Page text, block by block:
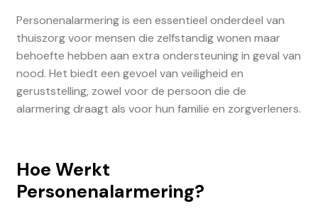
Personenalarmering is een essentieel onderdeel van
thuiszorg voor mensen die zelfstandig wonen maar
behoefte hebben aan extra ondersteuning in geval van
nood. Het biedt een gevoel van veiligheid en
geruststelling, zowel voor de persoon die de
alarmering draagt als voor hun familie en zorgverleners.
Hoe Werkt
Personenalarmering?